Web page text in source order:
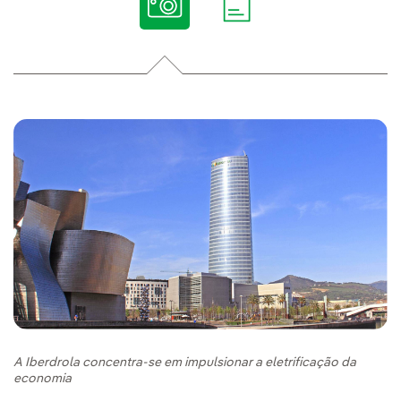
A Iberdrola concentra-se em impulsionar a eletrificação da
economia